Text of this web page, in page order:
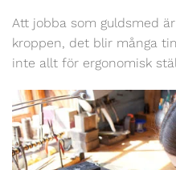
Att jobba som guldsmed
kroppen, det blir många
inte allt för ergonomisk